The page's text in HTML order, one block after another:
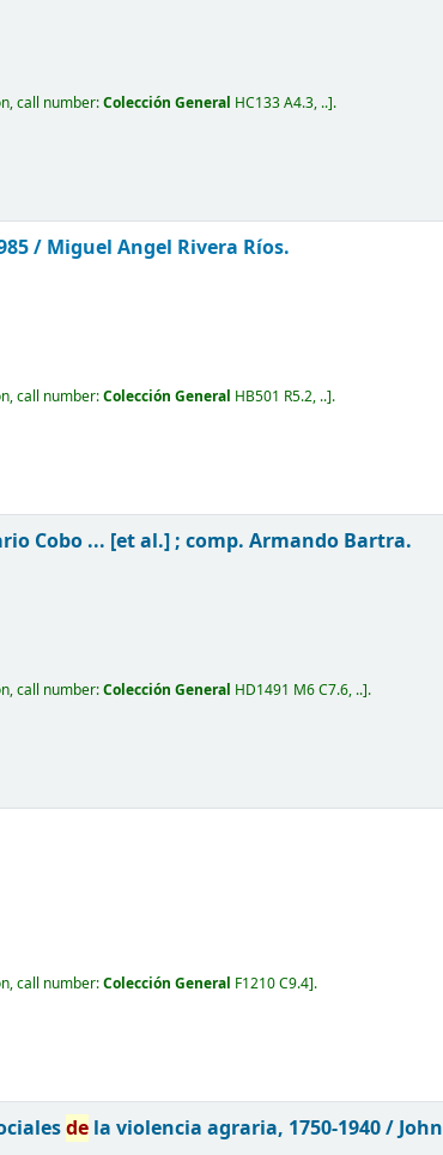
call number:Colección General HC133 A4.3, .. .
/ Miguel Angel Rivera Ríos.
call number:Colección General HB501 R5.2, .. .
Cobo ... [et al.] ; comp. Armando Bartra.
call number:Colección General HD1491 M6 C7.6, .. .
call number:Colección General F1210 C9.4 .
de la violencia agraria, 1750-1940 /John